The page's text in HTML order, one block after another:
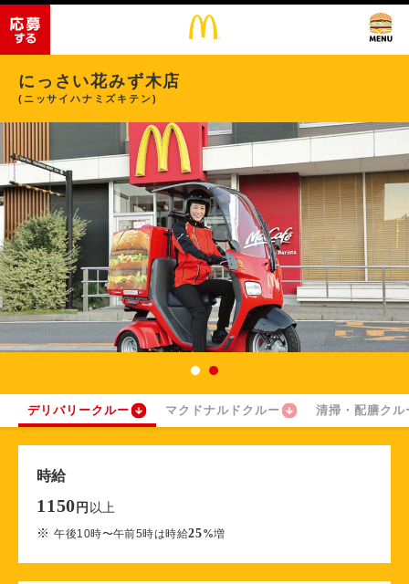
にっさい花みず木店
(ニッサイハナミズキテン)
デリバリークルー マクドナルドクルー 清掃・配膳クル
時給
1150 円 以上
※午後10時〜午前5時は時給25%増